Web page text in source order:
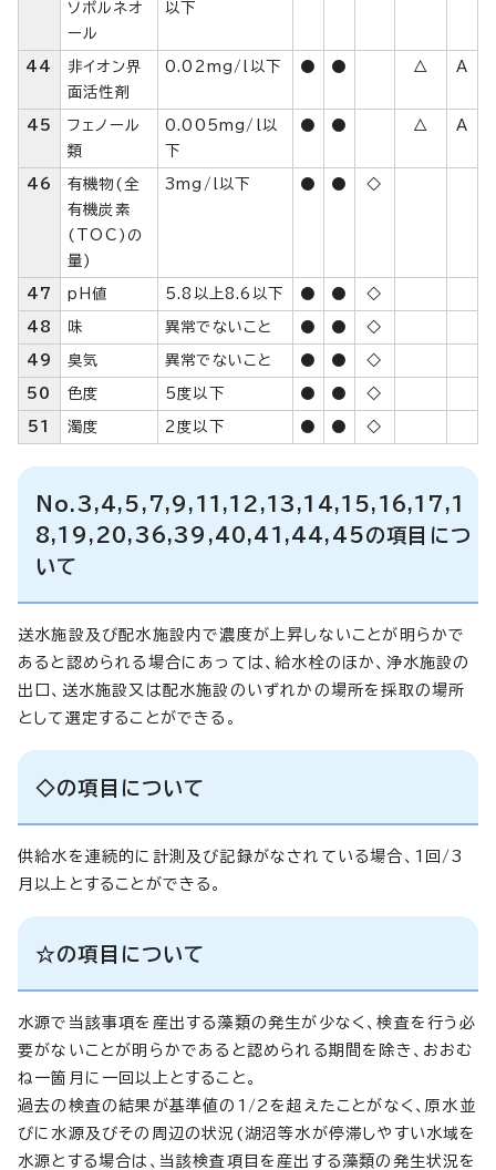
ソボルネオ
ール
以下
44
非イオン界
面活性剤
0.02mg/l以下 ● ● △ A
45
フェノール
類
0.005mg/l以
下
● ● △ A
46
有機物(全
有機炭素
(TOC)の
量)
3mg/l以下 ● ● ◇
47 pH値 5.8以上8.6以下 ● ● ◇
48 味 異常でないこと ● ● ◇
49 臭気 異常でないこと ● ● ◇
50 色度 5度以下 ● ● ◇
51 濁度 2度以下 ● ● ◇
No.3,4,5,7,9,11,12,13,14,15,16,17,1
8,19,20,36,39,40,41,44,45の項目につ
いて
送水施設及び配水施設内で濃度が上昇しないことが明らかで
あると認められる場合にあっては、給水栓のほか、浄水施設の
出口、送水施設又は配水施設のいずれかの場所を採取の場所
として選定することができる。
◇の項目について
供給水を連続的に計測及び記録がなされている場合、1回/3
月以上とすることができる。
☆の項目について
水源で当該事項を産出する藻類の発生が少なく、検査を行う必
要がないことが明らかであると認められる期間を除き、おおむ
ね一箇月に一回以上とすること。
過去の検査の結果が基準値の1/2を超えたことがなく、原水並
びに水源及びその周辺の状況(湖沼等水が停滞しやすい水域を
水源とする場合は、当該検査項目を産出する藻類の発生状況を